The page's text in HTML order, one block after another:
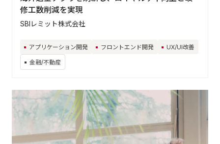
お気軽にお問い合わせください
修工数削減を実現
SBIレミット株式会社
アプリケーション開発 フロントエンド開発 UX/UI改善
金融/不動産